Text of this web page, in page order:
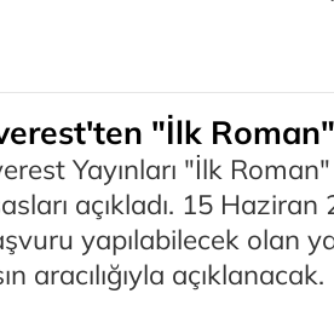
"İlk
Yayınları "İlk
açıkladı. 15
yapılabilecek olan
aracılığıyla açıklanacak.